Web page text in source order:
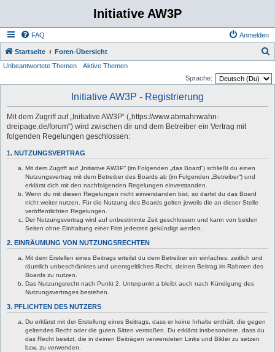
Initiative AW3P
FAQ Anmelden
Startseite Foren-Übersicht
Unbeantwortete Themen
Aktive Themen
Sprache:
Initiative AW3P - Registrierung
Mit dem Zugriff auf „Initiative AW3P“ („https://www.abmahnwahn-
dreipage.de/forum“) wird zwischen dir und dem Betreiber ein Vertrag mit
folgenden Regelungen geschlossen:
1. NUTZUNGSVERTRAG
Mit dem Zugriff auf „Initiative AW3P“ (im Folgenden „das Board“) schließt du einen
Nutzungsvertrag mit dem Betreiber des Boards ab (im Folgenden „Betreiber“) und
erklärst dich mit den nachfolgenden Regelungen einverstanden.
Wenn du mit diesen Regelungen nicht einverstanden bist, so darfst du das Board
nicht weiter nutzen. Für die Nutzung des Boards gelten jeweils die an dieser Stelle
veröffentlichten Regelungen.
Der Nutzungsvertrag wird auf unbestimmte Zeit geschlossen und kann von beiden
Seiten ohne Einhaltung einer Frist jederzeit gekündigt werden.
2. EINRÄUMUNG VON NUTZUNGSRECHTEN
Mit dem Erstellen eines Beitrags erteilst du dem Betreiber ein einfaches, zeitlich und
räumlich unbeschränktes und unentgeltliches Recht, deinen Beitrag im Rahmen des
Boards zu nutzen.
Das Nutzungsrecht nach Punkt 2, Unterpunkt a bleibt auch nach Kündigung des
Nutzungsvertrages bestehen.
3. PFLICHTEN DES NUTZERS
Du erklärst mit der Erstellung eines Beitrags, dass er keine Inhalte enthält, die gegen
geltendes Recht oder die guten Sitten verstoßen. Du erklärst insbesondere, dass du
das Recht besitzt, die in deinen Beiträgen verwendeten Links und Bilder zu setzen
bzw. zu verwenden.